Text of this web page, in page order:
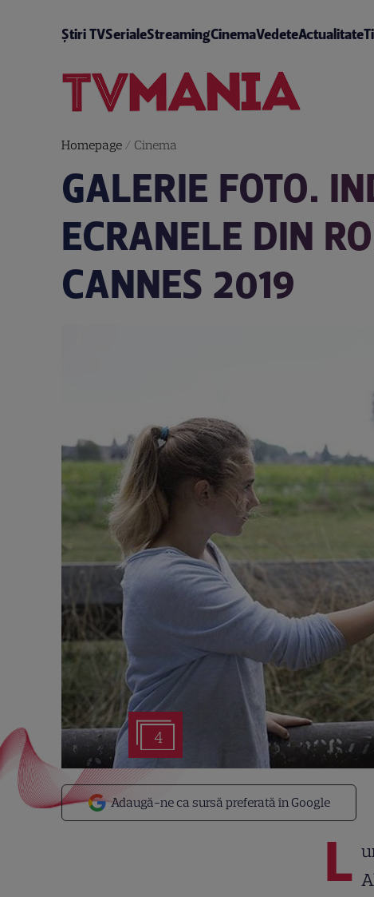
Știri TVSerialeStreamingCinemaVedeteActualitate
Homepage/ Cinema
GALERIE FOTO.
ECRANELE DIN
CANNES 2019
4
Adaugă-ne ca sursă preferată în Google
L